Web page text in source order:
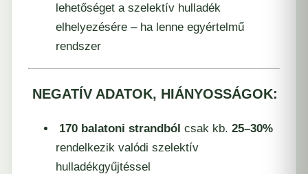
lehetőséget a szelektív hulladék
elhelyezésére – ha lenne egyértelmű
rendszer
NEGATÍV ADATOK, HIÁNYOSSÁGOK:
170 balatoni strandból csak kb. 25–30%
rendelkezik valódi szelektív
hulladékgyűjtéssel